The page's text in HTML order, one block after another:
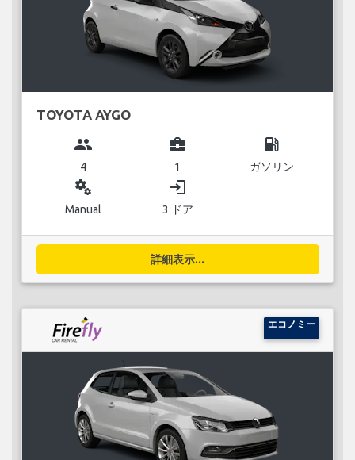
TOYOTA AYGO
group
4
business_center
1
local_gas_station
ガソリン
miscellaneous_services
Manual
login
3 ドア
詳細表示...
エコノミー